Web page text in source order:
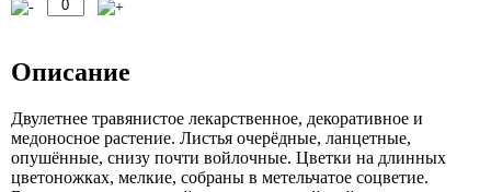
Описание
Двулетнее травянистое лекарственное, декоративное и
медоносное растение. Листья очерёдные, ланцетные,
опушённые, снизу почти войлочные. Цветки на длинных
цветоножках, мелкие, собраны в метельчатое соцветие.